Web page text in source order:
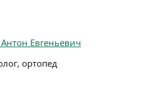
Евгеньевич
ортопед